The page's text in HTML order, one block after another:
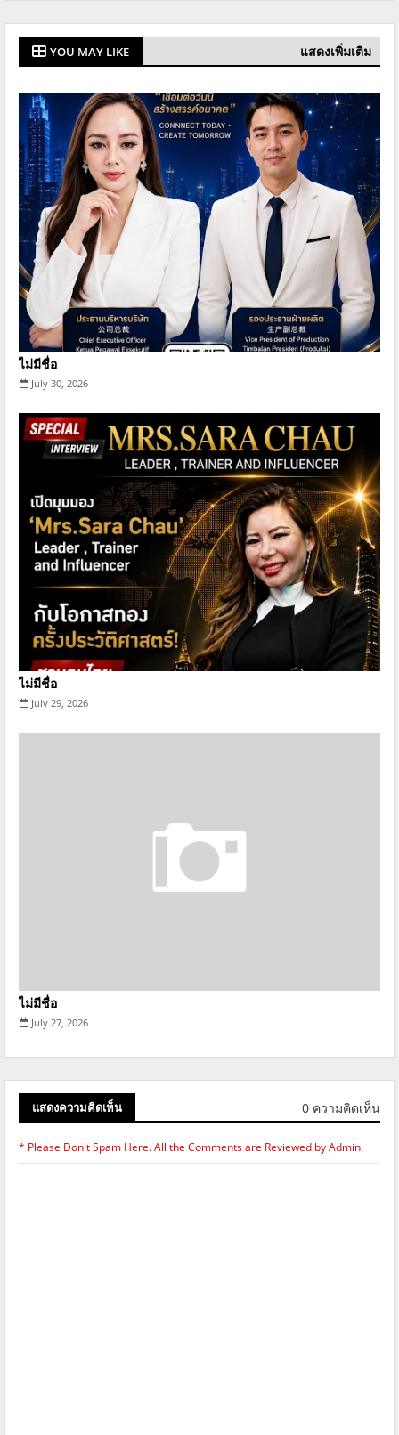
YOU MAY LIKE แสดงเพิ่มเติม
ไม่มีชื่อ
July 30, 2026
ไม่มีชื่อ
July 29, 2026
ไม่มีชื่อ
July 27, 2026
แสดงความคิดเห็น 0 ความคิดเห็น
* Please Don't Spam Here. All the Comments are Reviewed by Admin.